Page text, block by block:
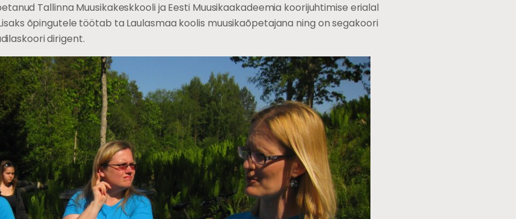
Tallinna Muusikakeskkooli ja Eesti Muusikaakadeemia koorijuhtimise erialal
õpingutele töötab ta Laulasmaa koolis muusikaõpetajana ning on segakoori
dirigent.